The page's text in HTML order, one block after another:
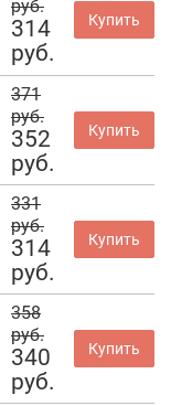
руб.
314
руб.
Купить
371
руб.
352
руб.
Купить
331
руб.
314
руб.
Купить
358
руб.
340
руб.
Купить